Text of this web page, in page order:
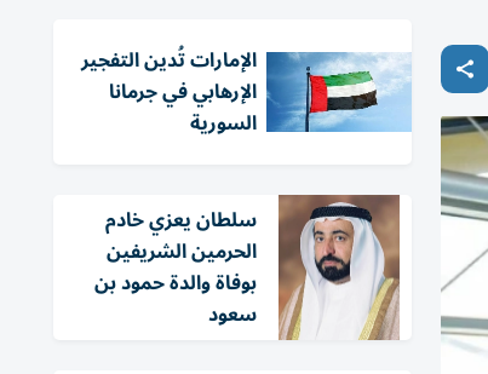
الإمارات تُدين التفجير
الإرهابي في جرمانا
السورية
سلطان يعزي خادم
الحرمين الشريفين
بوفاة والدة حمود بن
سعود